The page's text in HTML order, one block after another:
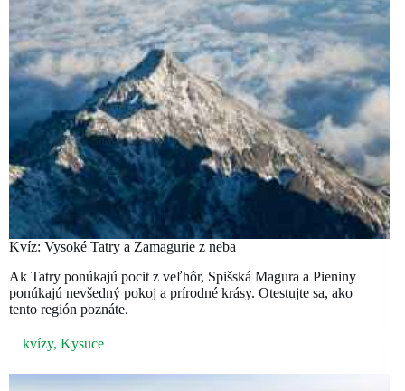
Kvíz: Vysoké Tatry a Zamagurie z neba
Ak Tatry ponúkajú pocit z veľhôr, Spišská Magura a Pieniny
ponúkajú nevšedný pokoj a prírodné krásy. Otestujte sa, ako
tento región poznáte.
kvízy, Kysuce